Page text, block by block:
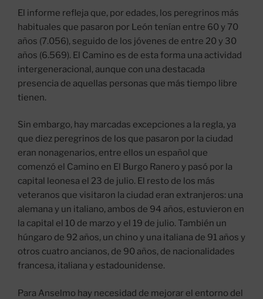
El informe refleja que, por edades, los peregrinos más
habituales que pasaron por León tenían entre 60 y 70
años (7.056), seguido de los jóvenes de entre 20 y 30
años (6.569). El Camino es de esta forma una actividad
intergeneracional, aunque con una destacada
presencia de aquellas personas que más tiempo libre
tienen.
Sin embargo, hay marcadas excepciones a la regla, ya
que diez peregrinos de los que pasaron por la ciudad
eran nonagenarios, entre ellos un español que
comenzó el Camino en El Burgo Ranero y pasó por la
capital leonesa el 23 de julio. El resto de los más
veteranos que visitaron la ciudad eran extranjeros: una
alemana y un italiano, ambos de 94 años, estuvieron en
la capital el 10 de marzo y el 19 de julio. También un
húngaro de 92 años, un chino y una italiana de 91 años y
otros cuatro ancianos, de 90 años, de nacionalidades
francesa, italiana y estadounidense.
Para Anselmo hay necesidad de mejorar el entorno del